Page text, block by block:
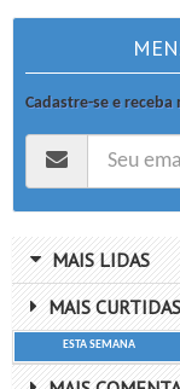
Cadastre-se e
MAIS LIDAS
MAIS CURTIDAS
ESTA SEMANA